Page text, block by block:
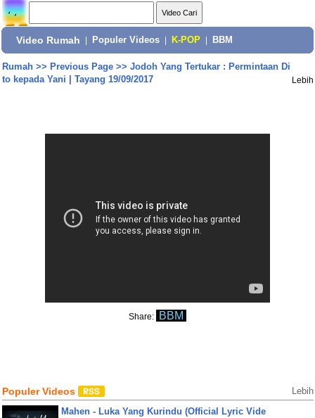
Video Rumah Populer Videos K-POP BBM
Rumah>> Previous Page>> Jodoh Yang Tertukar : Permintaan Di
to kepada Yani | Tayang 19/09/2017
Lebih
Share: BBM
Populer Videos Lebih
Mahen - Luka Yang Kurindu (Official Lyric Vide